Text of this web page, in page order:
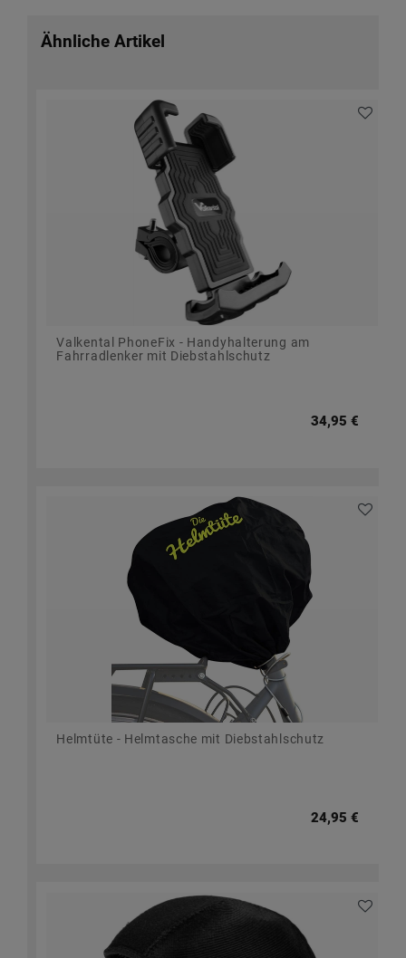
Ähnliche Artikel
Valkental PhoneFix - Handyhalterung am
Fahrradlenker mit Diebstahlschutz
34,95 €
Helmtüte - Helmtasche mit Diebstahlschutz
24,95 €